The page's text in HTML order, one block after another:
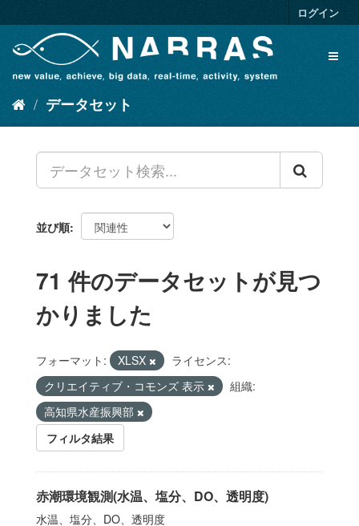
キ
ログイン
データセット
並び順
71 件のデータセットが見つ
かりました
フォーマット: XLSX
ライセンス:
クリエイティブ・コモンズ 表示
組織:
高知県水産振興部
フィルタ結果
赤潮環境観測(水温、塩分、DO、透明度)
水温、塩分、DO、透明度